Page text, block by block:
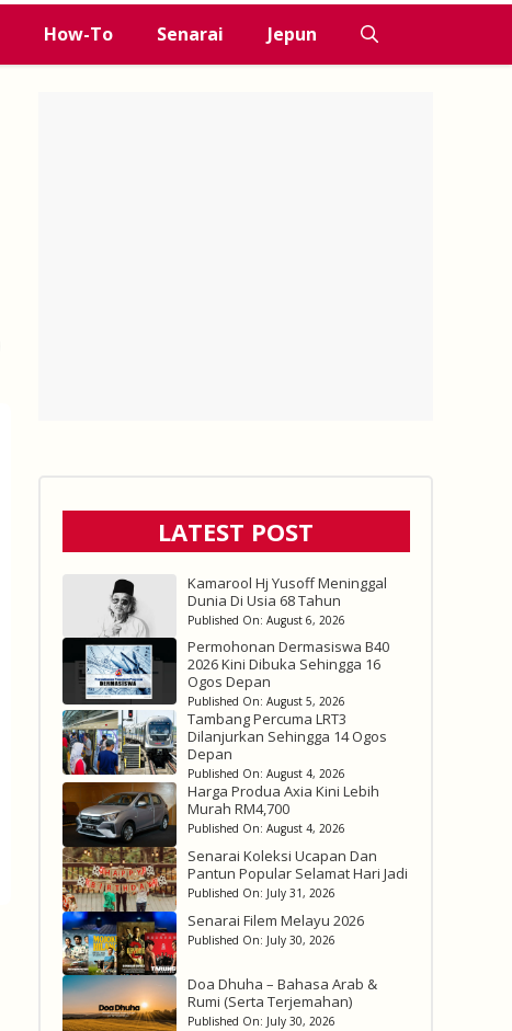
How-To Senarai Jepun
LATEST POST
Kamarool Hj Yusoff Meninggal
Dunia Di Usia 68 Tahun
Published On: August 6, 2026
Permohonan Dermasiswa B40
2026 Kini Dibuka Sehingga 16
Ogos Depan
Published On: August 5, 2026
Tambang Percuma LRT3
Dilanjurkan Sehingga 14 Ogos
Depan
Published On: August 4, 2026
Harga Produa Axia Kini Lebih
Murah RM4,700
Published On: August 4, 2026
Senarai Koleksi Ucapan Dan
Pantun Popular Selamat Hari Jadi
Published On: July 31, 2026
Senarai Filem Melayu 2026
Published On: July 30, 2026
Doa Dhuha – Bahasa Arab &
Rumi (Serta Terjemahan)
Published On: July 30, 2026